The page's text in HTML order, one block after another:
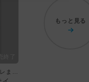
もっと見る